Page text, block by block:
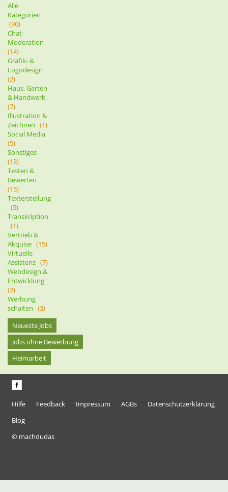
Alle
Kategorien
(90)
Chat-
Moderation
(14)
Grafik- &
Logodesign
(2)
Haus, Garten
& Handwerk
(7)
Illustration &
Zeichnen (1)
Social Media
(5)
Sonstiges
(13)
Testen &
Bewerten
(15)
Texterstellung
(5)
Transkription
(1)
Vertrieb &
Akquise (15)
Virtuelle
Assistenz (7)
Webdesign &
Entwicklung
(2)
Werbung
schalten (3)
Neueste Jobs
Jobs ohne Bewerbung
Heimarbeit
Hilfe Feedback Impressum AGBs
Datenschutzerklärung
Blog
© machdudas